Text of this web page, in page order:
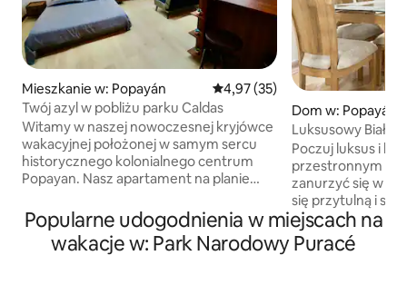
Mieszkanie w: Popayán Średnia ocena: 4,97 na 5,
4,97 (35)
Twój azyl w pobliżu parku Caldas
Witamy w naszej nowoczesnej kryjówce
wakacyjnej położonej w samym sercu
historycznego kolonialnego centrum
Popayan. Nasz apartament na planie
budynku, oferując bezproblemowe
połączenie historycznego uroku i
współczesnego komfortu. Położony
Dom w: Popayán
Luksusowy Biały
Poczuj luksus i
przestronnym
zanurzyć się w
się przytulną i
ten, idealny na
zaledwie 5
od zabytkowej
Popularne udogodnienia w miejscach na
wakacje w: Park Narodowy Puracé